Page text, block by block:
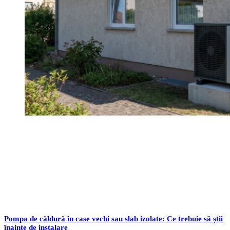
Pompa de căldură în case vechi sau slab izolate: Ce trebuie să știi
înainte de instalare